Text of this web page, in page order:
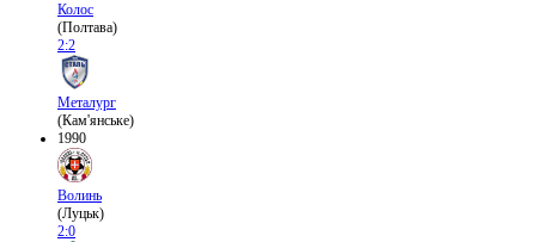
Колос
(Полтава)
2:2
Металург
(Кам'янське)
1990
Волинь
(Луцьк)
2:0